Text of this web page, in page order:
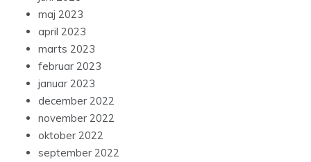
maj 2023
april 2023
marts 2023
februar 2023
januar 2023
december 2022
november 2022
oktober 2022
september 2022